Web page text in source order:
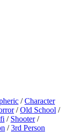
/Character
/Old School /
/ Shooter/
/3rd Person